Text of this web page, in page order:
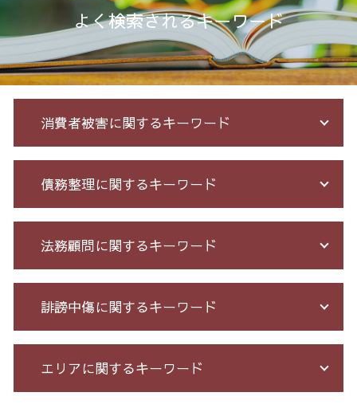
よく検索されるキーワード
消費者被害に関するキーワード
投資 詐欺 セミナー
競馬 予想 詐欺
投資 詐欺
架空請求 とは
出資 詐欺
クレジット カード 詐欺
詐欺 悪質
詐欺 民事 刑事
少額 詐欺 泣き寝入り
お金 を 騙し 取 られ たら
債務整理に関するキーワード
個人再生 5年
過払い金 遅延損害金
破産 流れ
個人 自己破産 デメリット
自己破産 メリット デメリット
自己破産 期間 免責
給与所得者 再生
法務顧問に関するキーワード
長 時間 労働 問題
セクハラ 相談 解決
臨床法務 とは
残業 未払い 請求
誹謗中傷に関するキーワード
発信者情報 開示請求
誹謗中傷 逮捕
エリアに関するキーワード